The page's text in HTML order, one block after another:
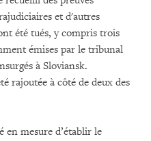
et d'autres
été tués, y compris trois
émises par le tribunal
à Sloviansk.
rajoutée à côté de deux des
en mesure d’établir le